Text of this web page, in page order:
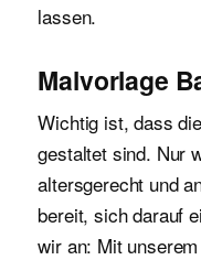
lassen.
Malvorlage
Wichtig ist, dass
gestaltet sind. Nur
altersgerecht und
bereit, sich darauf
wir an: Mit